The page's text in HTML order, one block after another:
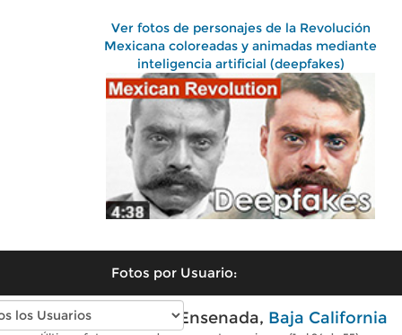
Ver fotos de personajes de la Revolución
Mexicana coloreadas y animadas mediante
inteligencia artificial (deepfakes)
Fotos por Usuario:
Fotos modernas de Ensenada, Baja California